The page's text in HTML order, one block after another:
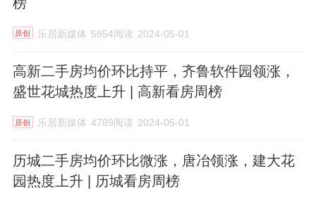
原创 乐居新媒体 5854阅读 2024-05-01
高新二手房均价环比持平，齐鲁软件园领涨，
盛世花城热度上升 | 高新看房周榜
原创 乐居新媒体 4789阅读 2024-05-01
历城二手房均价环比微涨，唐冶领涨，建大花
园热度上升 | 历城看房周榜